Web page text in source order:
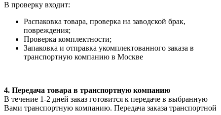
В проверку входит:
Распаковка товара, проверка на заводской брак,
повреждения;
Проверка комплектности;
Запаковка и отправка укомплектованного заказа в
транспортную компанию в Москве
4. Передача товара в транспортную компанию
В течение 1-2 дней заказ готовится к передаче в выбранную
Вами транспортную компанию. Передача заказа транспортной